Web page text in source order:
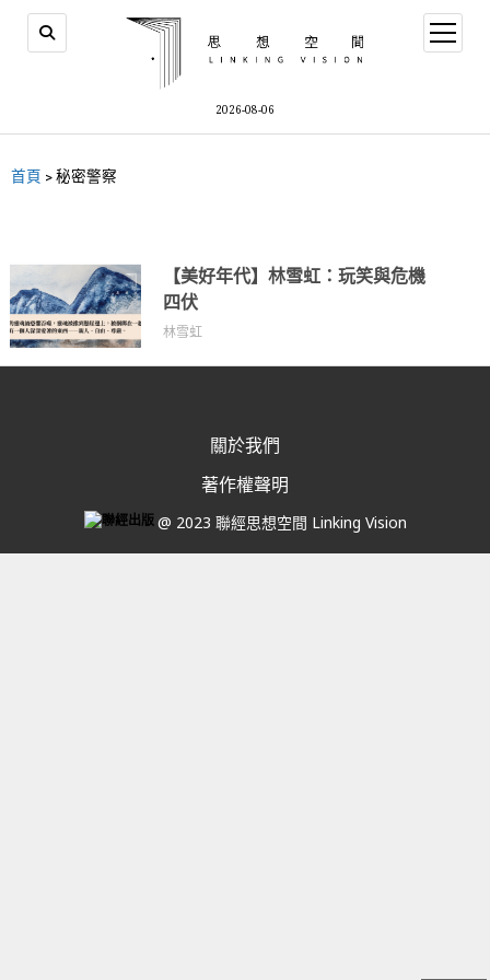
2026-08-06
首頁 >秘密警察
【美好年代】林雪虹：玩笑與危機
四伏
林雪虹
關於我們
著作權聲明
@ 2023 聯經思想空間 Linking Vision